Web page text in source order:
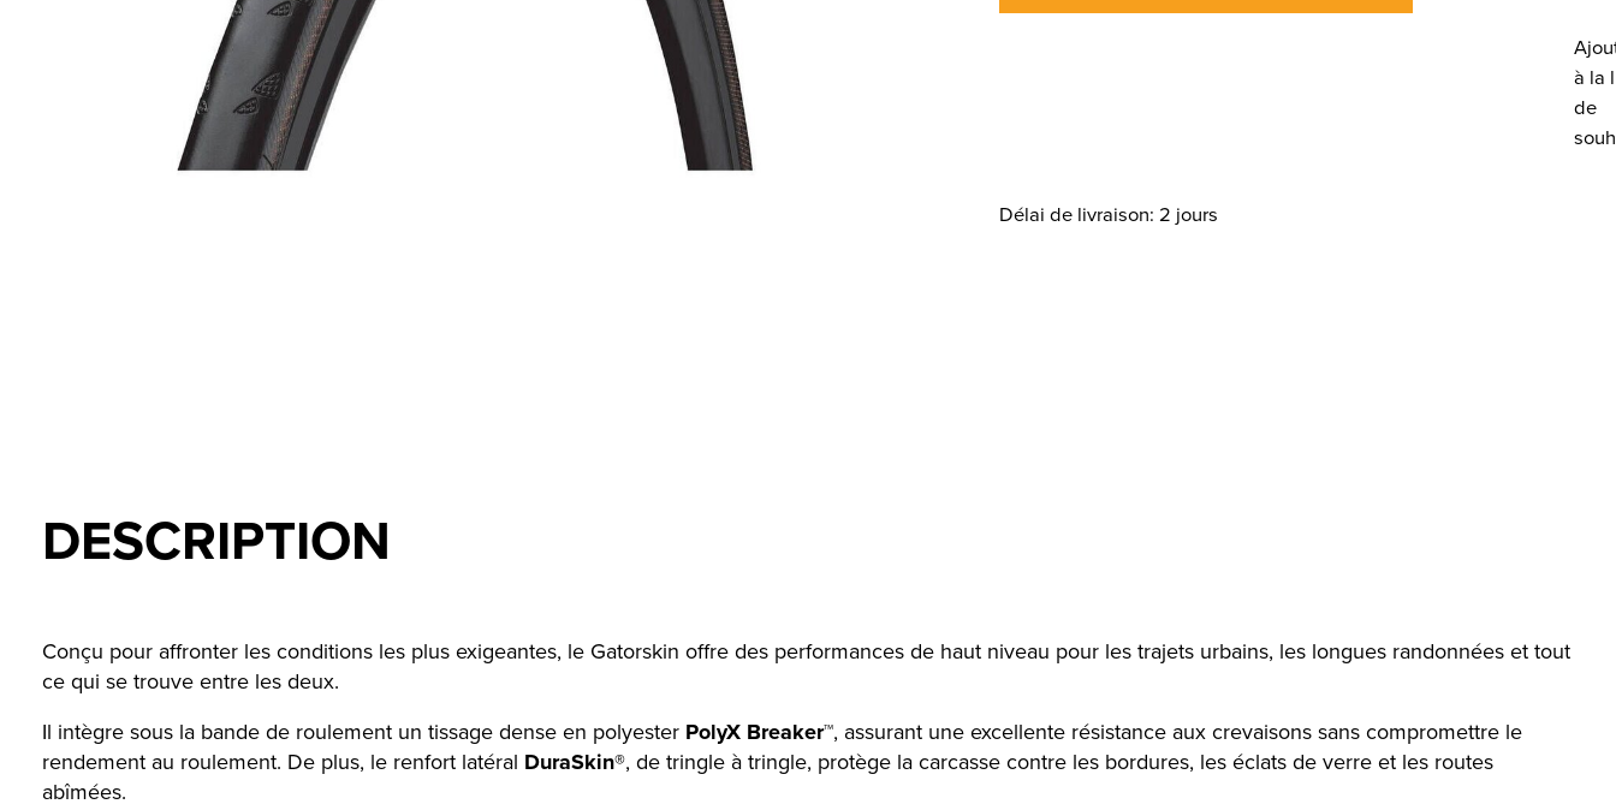
à la
de
Délai de livraison: 2 jours
DESCRIPTION
Conçu pour affronter les conditions les plus exigeantes, le Gatorskin offre des performances de haut niveau pour les trajets urbains, les longues randonnées et tout
ce qui se trouve entre les deux.
Il intègre sous la bande de roulement un tissage dense en polyester PolyX Breaker™, assurant une excellente résistance aux crevaisons sans compromettre le
rendement au roulement. De plus, le renfort latéral DuraSkin®, de tringle à tringle, protège la carcasse contre les bordures, les éclats de verre et les routes
abîmées.